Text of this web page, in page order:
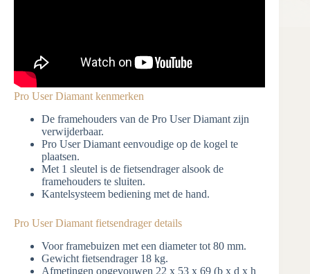
Pro User Diamant kenmerken
De framehouders van de Pro User Diamant zijn
verwijderbaar.
Pro User Diamant eenvoudige op de kogel te
plaatsen.
Met 1 sleutel is de fietsendrager alsook de
framehouders te sluiten.
Kantelsysteem bediening met de hand.
Pro User Diamant fietsendrager details
Voor framebuizen met een diameter tot 80 mm.
Gewicht fietsendrager 18 kg.
Afmetingen opgevouwen 22 x 53 x 69 (b x d x h